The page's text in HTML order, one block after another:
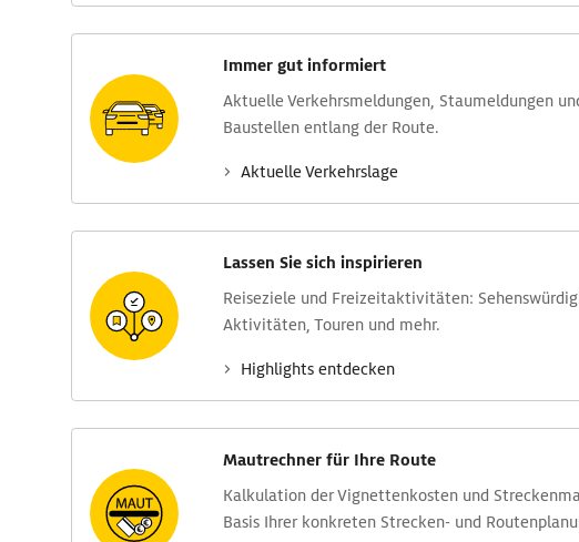
Immer gut informiert
Aktuelle Verkehrs­meldungen, Stau­meldungen
Baustellen entlang der Route.
Aktuelle Verkehrs­lage
Lassen Sie sich inspirieren
Reise­ziele und Freizeit­aktivitäten:
Aktivitäten, Touren und mehr.
Highlights entdecken
Mautrechner für Ihre Route
Kalkulation der Vignettenkosten und
Basis Ihrer konkreten Strecken- und